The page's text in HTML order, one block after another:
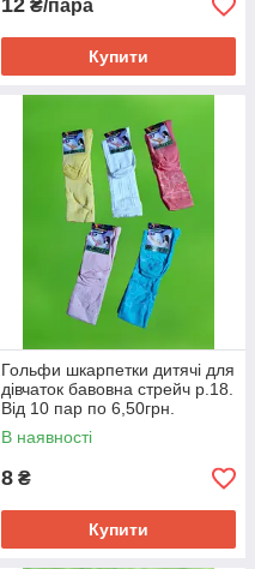
12 ₴/пара
Купити
Гольфи шкарпетки дитячі для
дівчаток бавовна стрейч р.18.
Від 10 пар по 6,50грн.
В наявності
8 ₴
Купити